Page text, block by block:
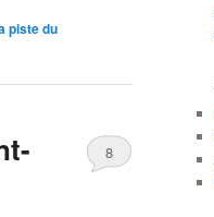
piste du
8